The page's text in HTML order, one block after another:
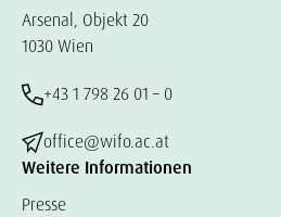
Arsenal, Objekt 20
1030 Wien
+43 1 798 26 01 – 0
office@wifo.ac.at
Weitere Informationen
Presse